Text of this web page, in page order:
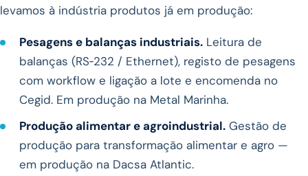
levamos à indústria produtos já em produção:
Pesagens e balanças industriais. Leitura de
balanças (RS‑232 / Ethernet), registo de pesagens
com workflow e ligação a lote e encomenda no
Cegid. Em produção na Metal Marinha.
Produção alimentar e agroindustrial. Gestão de
produção para transformação alimentar e agro —
em produção na Dacsa Atlantic.